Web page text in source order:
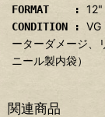
FORMAT : 12"
CONDITION : VG
ーターダメージ、
ニール製内袋）
関連商品